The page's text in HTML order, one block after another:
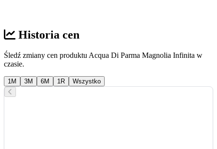
Historia cen
Śledź zmiany cen produktu Acqua Di Parma Magnolia Infinita w
czasie.
1M 3M 6M 1R Wszystko